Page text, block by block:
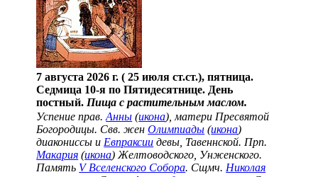
7 августа 2026 г. ( 25 июля ст.ст.), пятница.
Седмица 10-я по Пятидесятнице. День
постный. Пища с растительным маслом.
Успение прав.Анны (икона), матери Пресвятой
Богородицы. Свв. женОлимпиады (икона)
диакониссы и Евпраксии девы, Тавеннской. Прп.
Макария (икона) Желтоводского, Унженского.
Память V Вселенского Собора. Сщмч. Николая